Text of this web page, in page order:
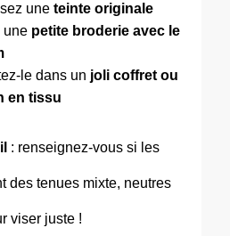
une teinte originale
une petite broderie avec le
le dans un joli coffret ou
en tissu
: renseignez-vous si les
des tenues mixte, neutres
viser juste !